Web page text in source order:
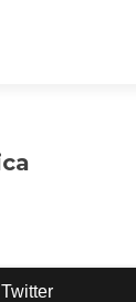
Twitter